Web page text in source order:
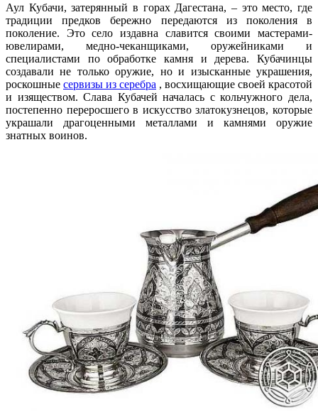
Аул Кубачи, затерянный в горах Дагестана, – это место, где
традиции предков бережно передаются из поколения в
поколение. Это село издавна славится своими мастерами-
ювелирами, медно-чеканщиками, оружейниками и
специалистами по обработке камня и дерева. Кубачинцы
создавали не только оружие, но и изысканные украшения,
роскошные сервизы из серебра , восхищающие своей красотой
и изяществом. Слава Кубачей началась с кольчужного дела,
постепенно переросшего в искусство златокузнецов, которые
украшали драгоценными металлами и камнями оружие
знатных воинов.